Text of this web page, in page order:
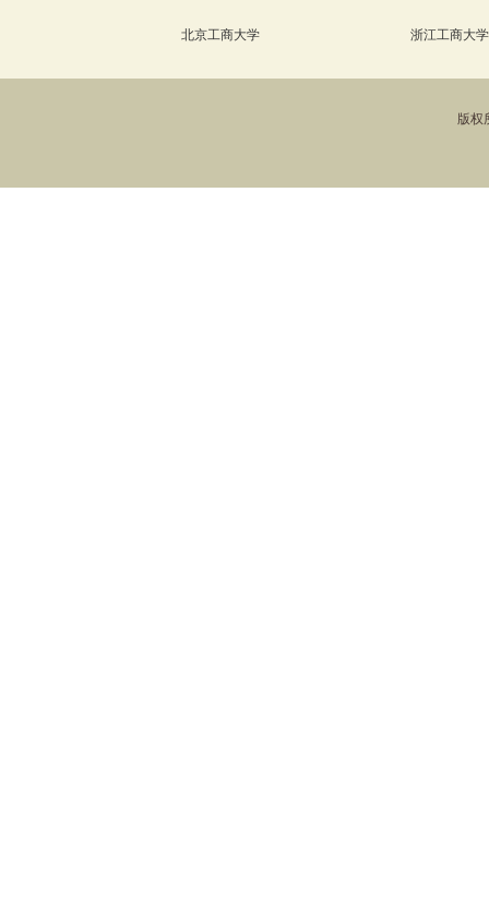
北京工商大学 浙江工商大学
版